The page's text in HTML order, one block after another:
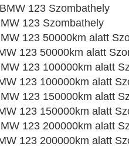
123 Szombathely
123 Szombathely
123 50000km alatt
123 50000km alatt
123 100000km alatt
123 100000km alatt
123 150000km alatt
123 150000km alatt
123 200000km alatt
123 200000km alatt